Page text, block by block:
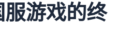
游戏的终